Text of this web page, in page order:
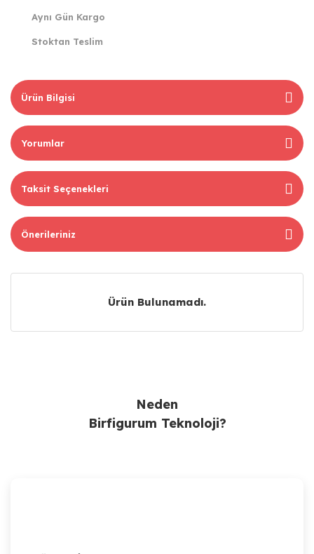
Aynı Gün Kargo
Stoktan Teslim
Ürün Bilgisi
Yorumlar
Taksit Seçenekleri
Önerileriniz
Ürün Bulunamadı.
Neden
Birfigurum Teknoloji?